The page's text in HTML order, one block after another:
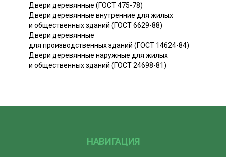
Двери деревянные (ГОСТ 475-78)
Двери деревянные внутренние для жилых
и общественных зданий (ГОСТ 6629-88)
Двери деревянные
для производственных зданий (ГОСТ 14624-84)
Двери деревянные наружные для жилых
и общественных зданий (ГОСТ 24698-81)
НАВИГАЦИЯ